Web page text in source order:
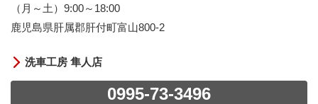
（月～土）9:00～18:00
鹿児島県肝属郡肝付町富山800-2
洗車工房 隼人店
0995-73-3496